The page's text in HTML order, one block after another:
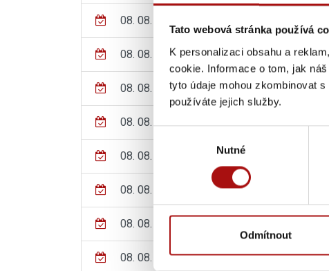
Tato webová stránka používá
K personalizaci obsahu a
cookie. Informace o tom, jak
tyto údaje mohou zkombinovat
používáte jejich služby.
Nutné
Odmítnout
08. 08. 2026
08. 08. 2026 Hudba na
08. 08. 2026 Mělnický
08. 08. 2026 20. ročník
08. 08. 2026 Vinařská
08. 08. 2026
08. 08. 2026
08. 08. 2026 Palo